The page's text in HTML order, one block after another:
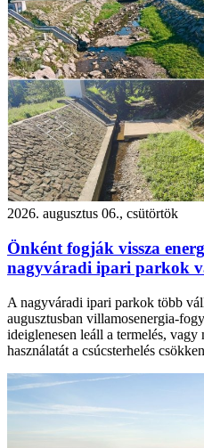
2026. augusztus 06., csütörtök
Önként fogják vissza
nagyváradi ipari parkok
A nagyváradi ipari parkok több
augusztusban villamosenergia-
ideiglenesen leáll a termelés,
használatát a csúcsterhelés